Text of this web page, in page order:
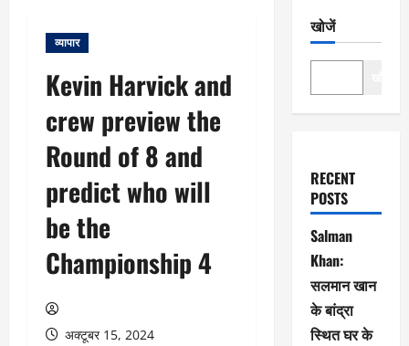
व्यापार
Kevin Harvick and
crew preview the
Round of 8 and
predict who will
be the
Championship 4
अक्टूबर 15, 2024
खोजें
RECENT
POSTS
Salman
Khan:
सलमान खान
के बांद्रा
स्थित घर के